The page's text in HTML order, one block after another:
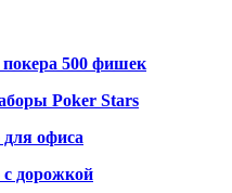
500 фишек
Poker Stars
офиса
дорожкой